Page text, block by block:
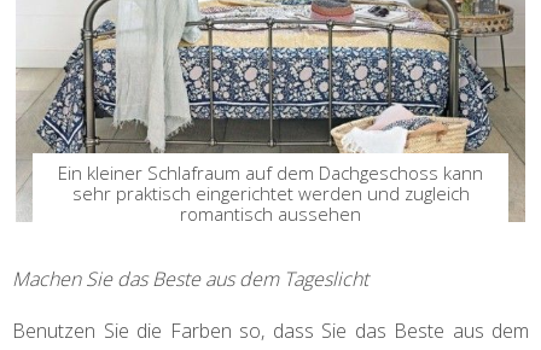
Ein kleiner Schlafraum auf dem Dachgeschoss kann
sehr praktisch eingerichtet werden und zugleich
romantisch aussehen
Machen Sie das Beste aus dem Tageslicht
Benutzen Sie die Farben so, dass Sie das Beste aus dem